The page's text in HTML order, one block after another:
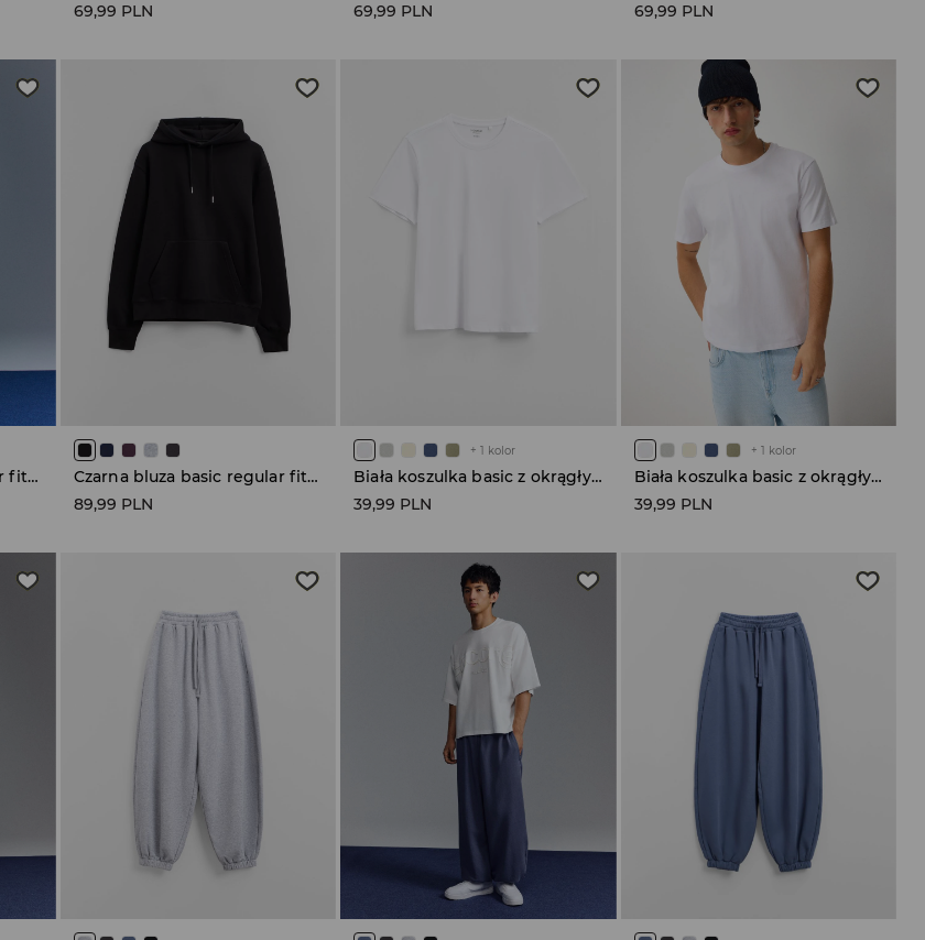
69,99 PLN
69,99 PLN
69,99 PLN
Czarna bluza basic regular fit z kapturem
Czarna bluza basic regular fit z kapturem
89,99 PLN
+1 kolor
Biała koszulka basic z okrągłym dekoltem
39,99 PLN
+ 1 kolor
Biała koszulka basic z okrągłym dekoltem
39,99 PLN